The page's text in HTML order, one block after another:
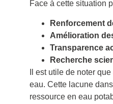
Face à cette situation
Renforcement
Amélioration
Transparence
Recherche
Il est utile de noter que
eau. Cette lacune
ressource en eau